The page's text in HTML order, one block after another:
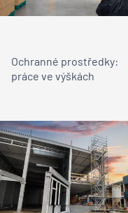
Ochranné prostředky:
práce ve výškách